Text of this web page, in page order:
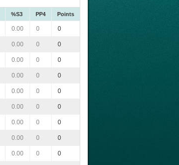
%S3 PP4 Points
0.00 0 0
0.00 0 0
0.00 0 0
0.00 0 0
0.00 0 0
0.00 0 0
0.00 0 0
0.00 0 0
0.00 0 0